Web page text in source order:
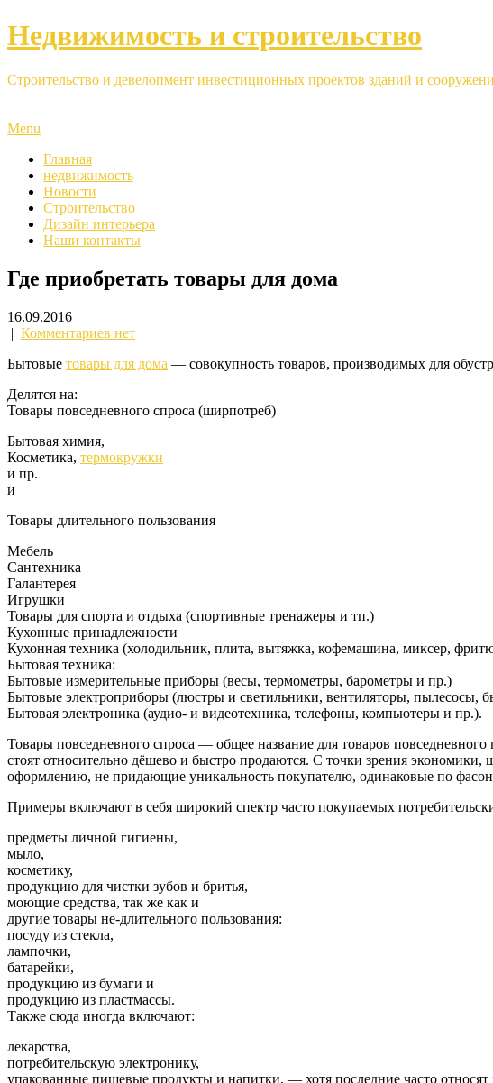
Недвижимость и строительство
Строительство и девелопмент инвестиционных проектов зданий и
Menu
Главная
недвижимость
Новости
Строительство
Дизайн интерьера
Наши контакты
Где приобретать товары для дома
16.09.2016
| Комментариев нет
Бытовые товары для дома — совокупность товаров, производимых для
Делятся на:
Товары повседневного спроса (ширпотреб)
Бытовая химия,
Косметика, термокружки
и пр.
и
Товары длительного пользования
Мебель
Сантехника
Галантерея
Игрушки
Товары для спорта и отдыха (спортивные тренажеры и тп.)
Кухонные принадлежности
Кухонная техника (холодильник, плита, вытяжка, кофемашина, миксер,
Бытовая техника:
Бытовые измерительные приборы (весы, термометры, барометры и пр.)
Бытовые электроприборы (люстры и светильники, вентиляторы, пылесосы,
Бытовая электроника (аудио- и видеотехника, телефоны, компьютеры и пр.).
Товары повседневного спроса — общее название для товаров
стоят относительно дёшево и быстро продаются. С точки зрения
оформлению, не придающие уникальность покупателю, одинаковые по
Примеры включают в себя широкий спектр часто покупаемых
предметы личной гигиены,
мыло,
косметику,
продукцию для чистки зубов и бритья,
моющие средства, так же как и
другие товары не-длительного пользования:
посуду из стекла,
лампочки,
батарейки,
продукцию из бумаги и
продукцию из пластмассы.
Также сюда иногда включают:
лекарства,
потребительскую электронику,
упакованные пищевые продукты и напитки, — хотя последние часто относят